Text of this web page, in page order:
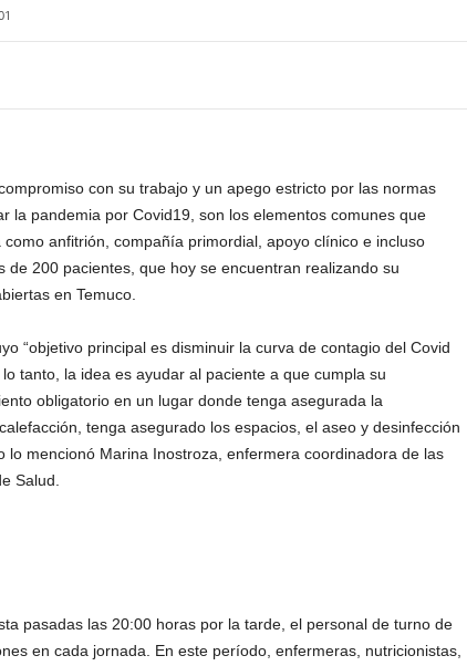
con su trabajo y un apego estricto por las normas
la pandemia por Covid19, son los elementos comunes que
anfitrión, compañía primordial, apoyo clínico e incluso
de 200 pacientes, que hoy se encuentran realizando su
en Temuco.
“objetivo principal es disminuir la curva de contagio del Covid
tanto, la idea es ayudar al paciente a que cumpla su
obligatorio en un lugar donde tenga asegurada la
tenga asegurado los espacios, el aseo y desinfección
lo mencionó Marina Inostroza, enfermera coordinadora de las
Salud.
pasadas las 20:00 horas por la tarde, el personal de turno de
en cada jornada. En este período, enfermeras, nutricionistas,